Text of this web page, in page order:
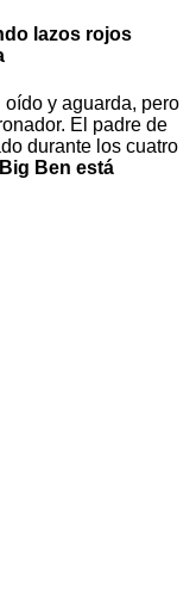
lazos rojos
oído y aguarda, pero
El padre de
durante los cuatro
Ben está